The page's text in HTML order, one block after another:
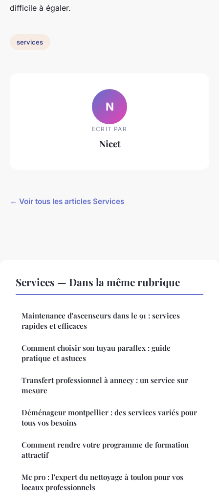
difficile à égaler.
services
N
ECRIT PAR
Nicet
← Voir tous les articles Services
Services — Dans la même rubrique
Maintenance d'ascenseurs dans le 91 : services
rapides et efficaces
Comment choisir son tuyau paraflex : guide
pratique et astuces
Transfert professionnel à annecy : un service sur
mesure
Déménageur montpellier : des services variés pour
tous vos besoins
Comment rendre votre programme de formation
attractif
Mc pro : l'expert du nettoyage à toulon pour vos
locaux professionnels